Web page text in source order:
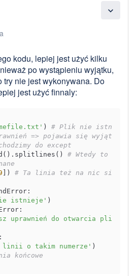
expand_more
kodu, lepiej jest użyć kilku
po wystąpieniu wyjątku,
try nie jest wykonywana. Do
jest użyć finnaly:
) # Plik nie istn
=> pojawia się wyjąt
do except
# Wtedy to
]) # Ta linia też na nic si
istnieje'
uprawnień do otwarcia pli
linii o takim numerze'
końcowe